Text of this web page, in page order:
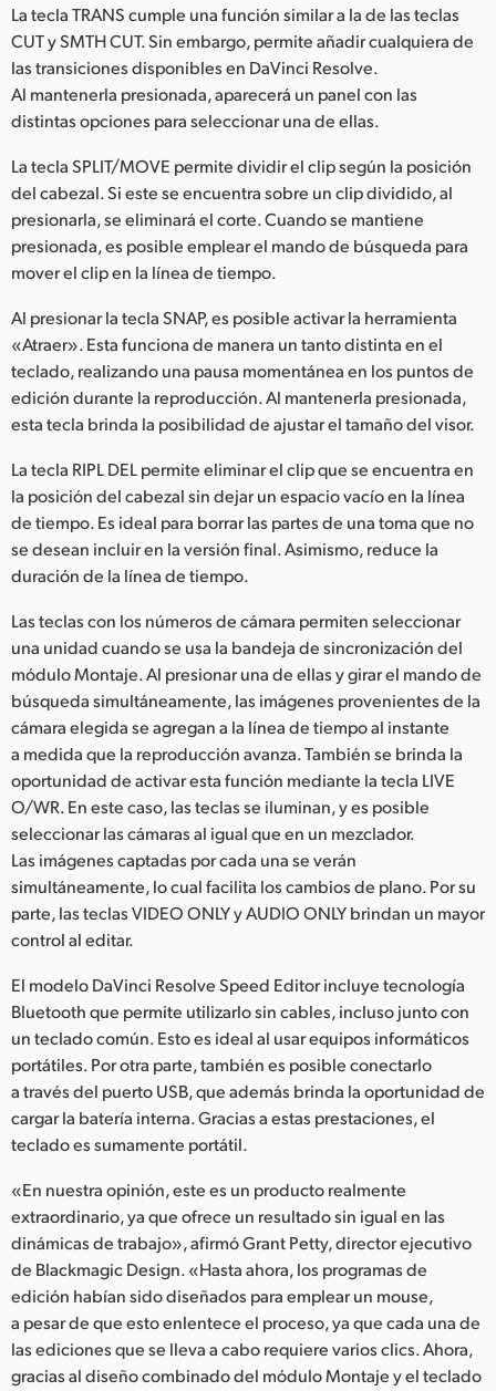
La tecla TRANS cumple una función similar a la de las teclas
CUT y SMTH CUT. Sin embargo, permite añadir cualquiera de
las transiciones disponibles en DaVinci Resolve.
Al mantenerla presionada, aparecerá un panel con las
distintas opciones para seleccionar una de ellas.
La tecla SPLIT/MOVE permite dividir el clip según la posición
del cabezal. Si este se encuentra sobre un clip dividido, al
presionarla, se eliminará el corte. Cuando se mantiene
presionada, es posible emplear el mando de búsqueda para
mover el clip en la línea de tiempo.
Al presionar la tecla SNAP, es posible activar la herramienta
«Atraer». Esta funciona de manera un tanto distinta en el
teclado, realizando una pausa momentánea en los puntos de
edición durante la reproducción. Al mantenerla presionada,
esta tecla brinda la posibilidad de ajustar el tamaño del visor.
La tecla RIPL DEL permite eliminar el clip que se encuentra en
la posición del cabezal sin dejar un espacio vacío en la línea
de tiempo. Es ideal para borrar las partes de una toma que no
se desean incluir en la versión final. Asimismo, reduce la
duración de la línea de tiempo.
Las teclas con los números de cámara permiten seleccionar
una unidad cuando se usa la bandeja de sincronización del
módulo Montaje. Al presionar una de ellas y girar el mando de
búsqueda simultáneamente, las imágenes provenientes de la
cámara elegida se agregan a la línea de tiempo al instante
a medida que la reproducción avanza. También se brinda la
oportunidad de activar esta función mediante la tecla LIVE
O/WR. En este caso, las teclas se iluminan, y es posible
seleccionar las cámaras al igual que en un mezclador.
Las imágenes captadas por cada una se verán
simultáneamente, lo cual facilita los cambios de plano. Por su
parte, las teclas VIDEO ONLY y AUDIO ONLY brindan un mayor
control al editar.
El modelo DaVinci Resolve Speed Editor incluye tecnología
Bluetooth que permite utilizarlo sin cables, incluso junto con
un teclado común. Esto es ideal al usar equipos informáticos
portátiles. Por otra parte, también es posible conectarlo
a través del puerto USB, que además brinda la oportunidad de
cargar la batería interna. Gracias a estas prestaciones, el
teclado es sumamente portátil.
«En nuestra opinión, este es un producto realmente
extraordinario, ya que ofrece un resultado sin igual en las
dinámicas de trabajo», afirmó Grant Petty, director ejecutivo
de Blackmagic Design. «Hasta ahora, los programas de
edición habían sido diseñados para emplear un mouse,
a pesar de que esto enlentece el proceso, ya que cada una de
las ediciones que se lleva a cabo requiere varios clics. Ahora,
gracias al diseño combinado del módulo Montaje y el teclado